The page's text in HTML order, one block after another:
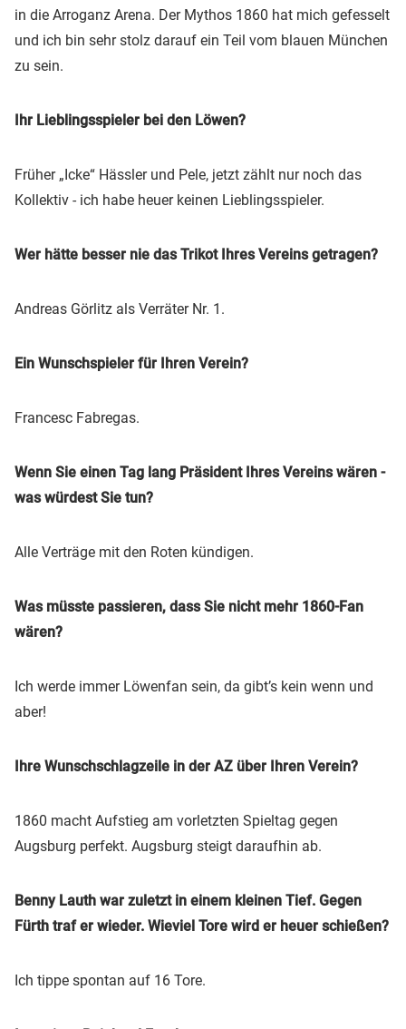
in die Arroganz Arena. Der Mythos 1860 hat mich gefesselt
und ich bin sehr stolz darauf ein Teil vom blauen München
zu sein.
Ihr Lieblingsspieler bei den Löwen?
Früher „Icke“ Hässler und Pele, jetzt zählt nur noch das
Kollektiv - ich habe heuer keinen Lieblingsspieler.
Wer hätte besser nie das Trikot Ihres Vereins getragen?
Andreas Görlitz als Verräter Nr. 1.
Ein Wunschspieler für Ihren Verein?
Francesc Fabregas.
Wenn Sie einen Tag lang Präsident Ihres Vereins wären -
was würdest Sie tun?
Alle Verträge mit den Roten kündigen.
Was müsste passieren, dass Sie nicht mehr 1860-Fan
wären?
Ich werde immer Löwenfan sein, da gibt’s kein wenn und
aber!
Ihre Wunschschlagzeile in der AZ über Ihren Verein?
1860 macht Aufstieg am vorletzten Spieltag gegen
Augsburg perfekt. Augsburg steigt daraufhin ab.
Benny Lauth war zuletzt in einem kleinen Tief. Gegen
Fürth traf er wieder. Wieviel Tore wird er heuer schießen?
Ich tippe spontan auf 16 Tore.